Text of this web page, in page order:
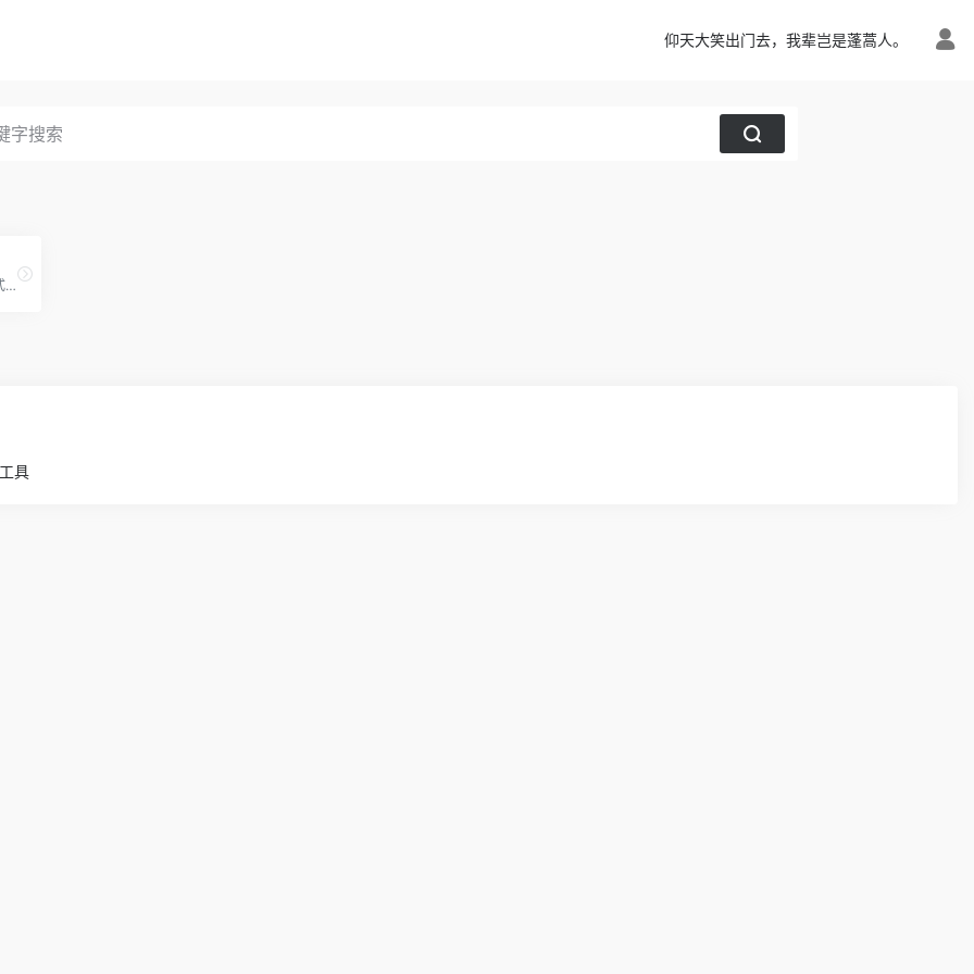
仰天大笑出门去，我辈岂是蓬蒿人。
纳米AI搜索开创全新问答方式，没有套路，直接给答案，让搜索变得简单直观！拍照问、语音搜、听答案，让搜索随心所欲，智慧触手可得。
具